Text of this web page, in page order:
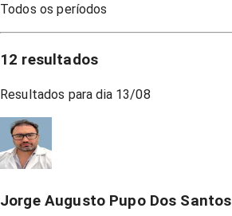
Todos os períodos
12 resultados
Resultados para dia 13/08
Jorge Augusto Pupo Dos Santos